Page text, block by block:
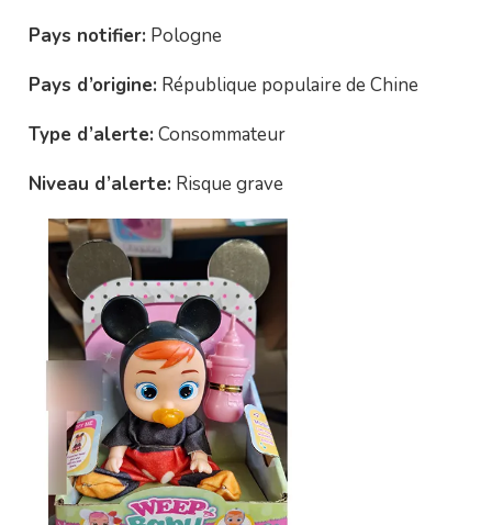
Pays notifier: Pologne
Pays d’origine: République populaire de Chine
Type d’alerte: Consommateur
Niveau d’alerte: Risque grave